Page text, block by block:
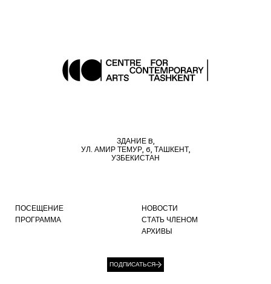
ЗДАНИЕ B,
УЛ. АМИР ТЕМУР, 6, ТАШКЕНТ,
УЗБЕКИСТАН
ПОСЕЩЕНИЕ
ПРОГРАММА
НОВОСТИ
СТАТЬ ЧЛЕНОМ
АРХИВЫ
ПОДПИСАТЬСЯ